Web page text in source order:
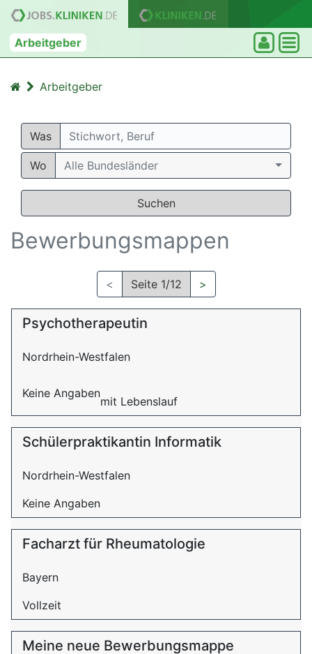
Arbeitgeber
Arbeitgeber
Was
Wo Alle Bundesländer
Suchen
Bewerbungsmappen
< Seite 1/12 >
Psychotherapeutin
Nordrhein-Westfalen
Keine Angaben
mit Lebenslauf
Schülerpraktikantin Informatik
Nordrhein-Westfalen
Keine Angaben
Facharzt für Rheumatologie
Bayern
Vollzeit
Meine neue Bewerbungsmappe